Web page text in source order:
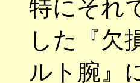
特にそれ
した『欠
ルト腕』